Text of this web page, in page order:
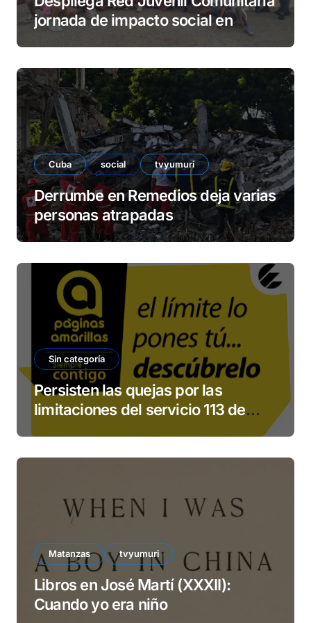
jornada de impacto social en
Cuba social tvyumuri
Derrumbe en Remedios deja varias
personas atrapadas
Sin categoría
Persisten las quejas por las
limitaciones del servicio 113 de
Matanzas tvyumuri
Libros en José Martí (XXXII):
Cuando yo era niño